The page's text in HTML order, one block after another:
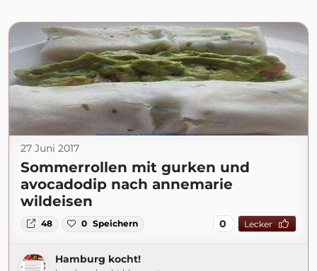
27 Juni 2017
Sommerrollen mit gurken und
avocadodip nach annemarie
wildeisen
48 0 Speichern 0 Lecker
Hamburg kocht!